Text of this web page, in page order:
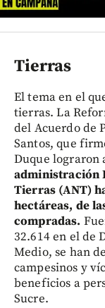
Tierras
El tema en el
tierras. La
del Acuerdo de
Santos, que
Duque lograron
administración
Tierras (ANT)
hectáreas, de
compradas.
32.614 en el de
Medio, se han
campesinos y
beneficios a
Sucre.